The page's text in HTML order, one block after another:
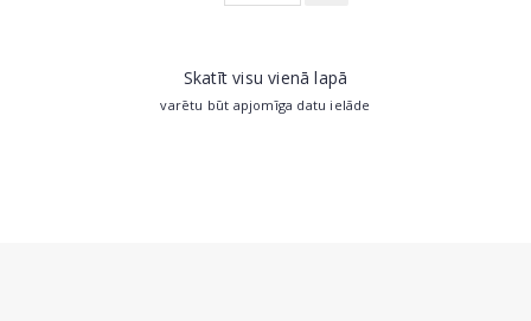
Skatīt visu vienā lapā
varētu būt apjomīga datu ielāde